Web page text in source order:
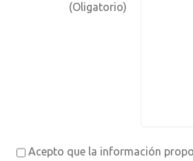
(Oligatorio)
Acepto que la información